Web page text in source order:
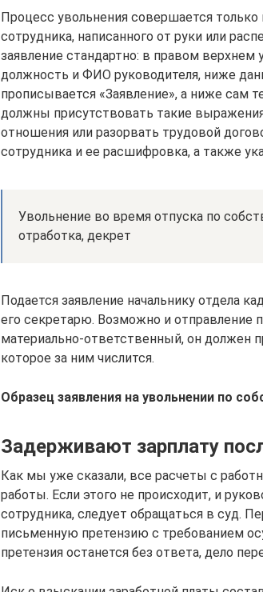
Процесс увольнения совершается только
сотрудника, написанного от руки или
заявление стандартно: в правом верхнем
должность и ФИО руководителя, ниже
прописывается «Заявление», а ниже сам
должны присутствовать такие
отношения или разорвать трудовой
сотрудника и ее расшифровка, а также
Увольнение во время отпуска по
отработка, декрет
Подается заявление начальнику отдела
его секретарю. Возможно и отправление
материально-ответственный, он должен
которое за ним числится.
Образец заявления на увольнении по
Задерживают зарплату
Как мы уже сказали, все расчеты с
работы. Если этого не происходит, и
сотрудника, следует обращаться в суд.
письменную претензию с требованием
претензия останется без ответа, дело